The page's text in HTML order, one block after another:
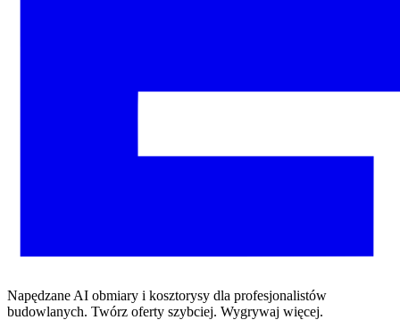
Napędzane AI obmiary i kosztorysy dla profesjonalistów
budowlanych. Twórz oferty szybciej. Wygrywaj więcej.